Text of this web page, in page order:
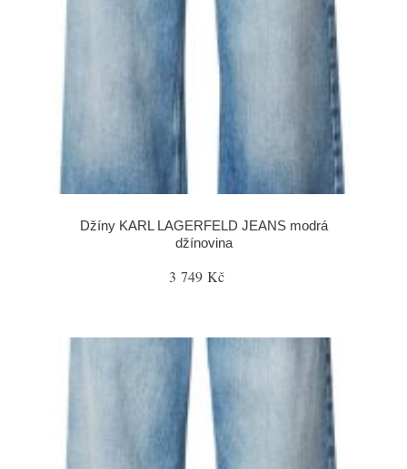
Džíny KARL LAGERFELD JEANS modrá
džínovina
3 749 Kč